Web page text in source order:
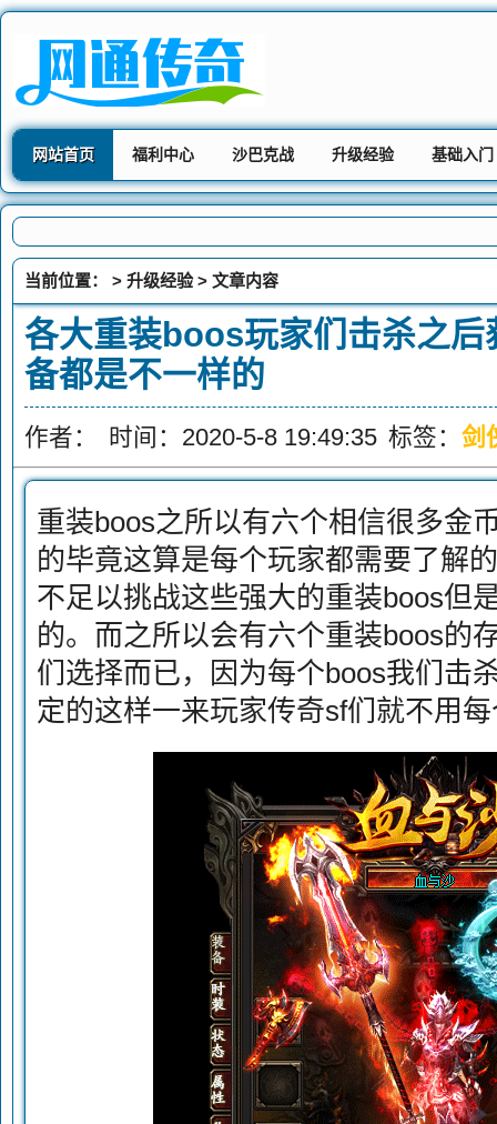
网站首页 福利中心 沙巴克战 升级经验 基础入门
当前位置： > 升级经验> 文章内容
各大重装boos玩家们击杀之后
备都是不一样的
作者： 时间：2020-5-8 19:49:35 标签： 剑
重装boos之所以有六个相信很多金
的毕竟这算是每个玩家都需要了解
不足以挑战这些强大的重装boos但
的。而之所以会有六个重装boos的
们选择而已，因为每个boos我们击
定的这样一来玩家传奇sf们就不用